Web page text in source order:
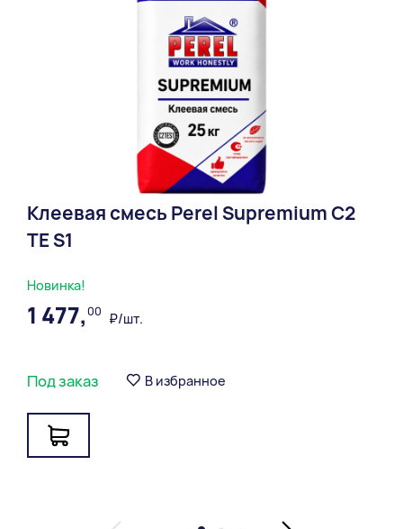
Новинка!
Клеевая смесь Perel Supremium С2
ТЕ S1
1 477,00 ₽/шт.
Под заказ В избранное